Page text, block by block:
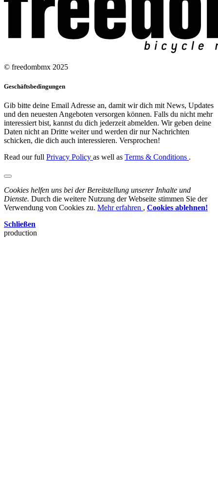
© freedombmx 2025
Geschäftsbedingungen
Gib bitte deine Email Adresse an, damit wir dich mit News, Updates
und den neuesten Angeboten versorgen können. Falls du nicht mehr
interessiert bist, kannst du dich jederzeit abmelden. Wir geben deine
Daten nicht an Dritte weiter und werden dir nur Nachrichten
schicken, die dich auch interessieren. Versprochen!
Read our full Privacy Policy as well as Terms & Conditions .
Cookies helfen uns bei der Bereitstellung unserer Inhalte und
Dienste. Durch die weitere Nutzung der Webseite stimmen Sie der
Verwendung von Cookies zu. Mehr erfahren , Cookies ablehnen!
Schließen
production